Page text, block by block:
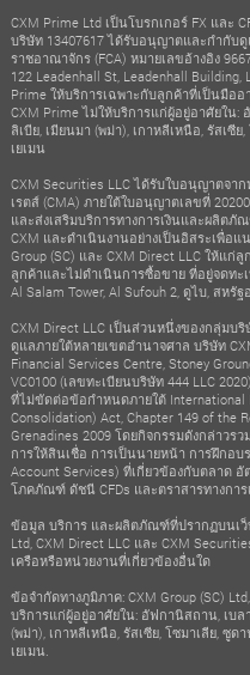
CXM Prime Ltd เป็นโบรกเกอร์ FX และ
บริษัท 13407617 ได้รับอนุญาตและกำกับ
ราชอาณาจักร (FCA) หมายเลขอ้างอิง
122 Leadenhall St, Leadenhall
Prime ให้บริการเฉพาะกับลูกค้าที่เป็นมื
CXM Prime ไม่ให้บริการแก่ผู้อยู่อาศัยใน:
ลิเบีย, เมียนมา (พม่า), เกาหลีเหนือ, รัสเซี
เยเมน
CXM Securities LLC ได้รับใบอนุญาตจ
เรตส์ (CMA) ภายใต้ใบอนุญาตเลขที่
และส่งเสริมบริการทางการเงินและผลิต
CXM และดำเนินงานอย่างเป็นอิสระเพื่อ
Group (SC) และ CXM Direct LLC ให้แก่
ลูกค้าและไม่ดำเนินการซื้อขาย ที่อยู่จดทะ
Al Salam Tower, Al Sufouh 2, ดูไบ, สหรั
CXM Direct LLC เป็นส่วนหนึ่งของกลุ่มบ
ดูแลภายใต้หลายเขตอำนาจศาล บริษัท
Financial Services Centre, Stoney
VC0100 (เลขทะเบียนบริษัท 444 LLC
ที่ไม่ขัดต่อข้อกำหนดภายใต้ International
Consolidation) Act, Chapter 149 of the
Grenadines 2009 โดยกิจกรรมดังกล่าวร
การให้สินเชื่อ การเป็นนายหน้า การฝึกอ
Account Services) ที่เกี่ยวข้องกับตลาด อั
โภคภัณฑ์ ดัชนี CFDs และตราสารทางการ
ข้อมูล บริการ และผลิตภัณฑ์ที่ปรากฏบนเว็
Ltd, CXM Direct LLC และ CXM
เครือหรือหน่วยงานที่เกี่ยวข้องอื่นใด
ข้อจำกัดทางภูมิภาค: CXM Group (SC)
บริการแก่ผู้อยู่อาศัยใน: อัฟกานิสถาน, เบล
(พม่า), เกาหลีเหนือ, รัสเซีย, โซมาเลีย, ซู
เยเมน.